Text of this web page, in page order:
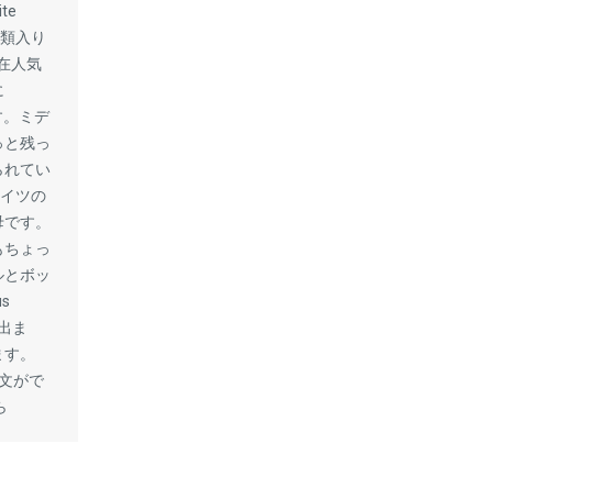
入り
人気
。ミデ
残っ
れてい
ツの
す。
ょっ
ボッ
ま
。
がで